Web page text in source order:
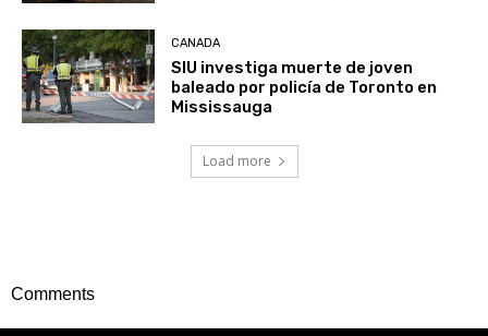
CANADA
SIU investiga muerte de joven
baleado por policía de Toronto en
Mississauga
Load more
Comments